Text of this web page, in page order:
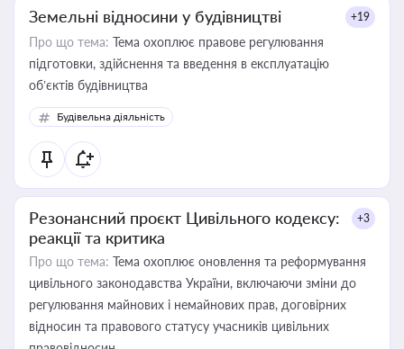
Земельні відносини у будівництві +19
Про що тема: Тема охоплює правове регулювання
підготовки, здійснення та введення в експлуатацію
об’єктів будівництва
Будівельна діяльність
Резонансний проєкт Цивільного кодексу:
реакції та критика
+3
Про що тема: Тема охоплює оновлення та реформування
цивільного законодавства України, включаючи зміни до
регулювання майнових і немайнових прав, договірних
відносин та правового статусу учасників цивільних